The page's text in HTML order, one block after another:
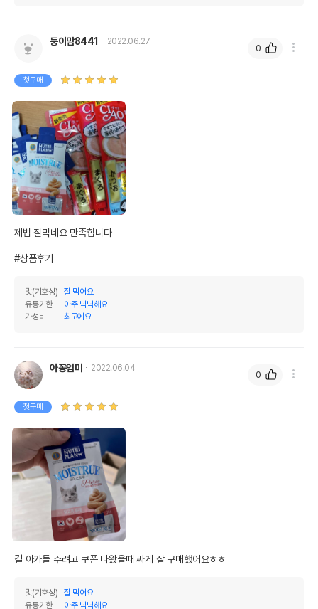
둥이맘8441 2022.06.27
첫구매
제법 잘먹네요 만족합니다
#상품후기
맛(기호성)
잘 먹어요
유통기한
아주 넉넉해요
가성비
최고에요
0
아꽁엄마 2022.06.04
첫구매
길 아가들 주려고 쿠폰 나왔을때 싸게 잘 구매했어요ㅎㅎ
맛(기호성)
잘 먹어요
유통기한
아주 넉넉해요
0